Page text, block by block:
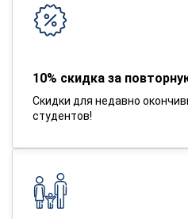
10% скидка за
Скидки для недавно
студентов!